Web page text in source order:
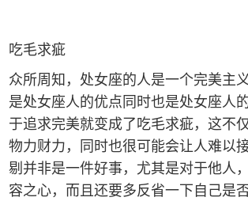
吃毛求疵
众所周知，处女座的人是一个完美主
是处女座人的优点同时也是处女座人
于追求完美就变成了吃毛求疵，这不
物力财力，同时也很可能会让人难以
剔并非是一件好事，尤其是对于他人
容之心，而且还要多反省一下自己是